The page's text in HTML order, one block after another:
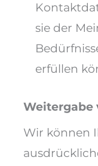
sie der
erfüllen
Weitergabe
Wir können